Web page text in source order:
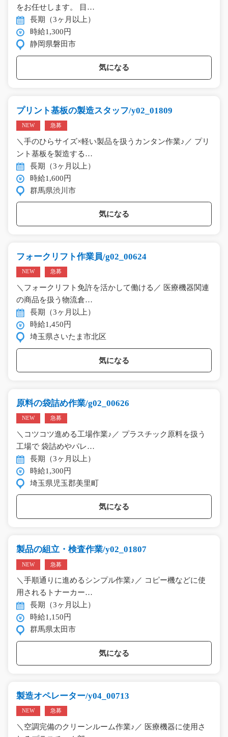
をお任せします。 目…
長期（3ヶ月以上）
時給1,300円
静岡県磐田市
気になる
プリント基板の製造スタッフ/y02_01809
NEW 急募
＼手のひらサイズ×軽い製品を扱うカンタン作業♪／ プリ
ント基板を製造する…
長期（3ヶ月以上）
時給1,600円
群馬県渋川市
気になる
フォークリフト作業員/g02_00624
NEW 急募
＼フォークリフト免許を活かして働ける／ 医療機器関連
の商品を扱う物流倉…
長期（3ヶ月以上）
時給1,450円
埼玉県さいたま市北区
気になる
原料の袋詰め作業/g02_00626
NEW 急募
＼コツコツ進める工場作業♪／ プラスチック原料を扱う
工場で 袋詰めやパレ…
長期（3ヶ月以上）
時給1,300円
埼玉県児玉郡美里町
気になる
製品の組立・検査作業/y02_01807
NEW 急募
＼手順通りに進めるシンプル作業♪／ コピー機などに使
用されるトナーカー…
長期（3ヶ月以上）
時給1,150円
群馬県太田市
気になる
製造オペレーター/y04_00713
NEW 急募
＼空調完備のクリーンルーム作業♪／ 医療機器に使用さ